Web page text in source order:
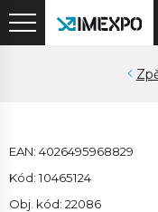
EAN: 4026495968829
Kód: 10465124
Obj. kód: 22086